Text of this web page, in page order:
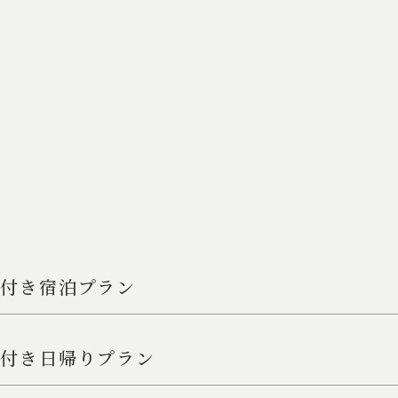
き宿泊プラン
き日帰りプラン